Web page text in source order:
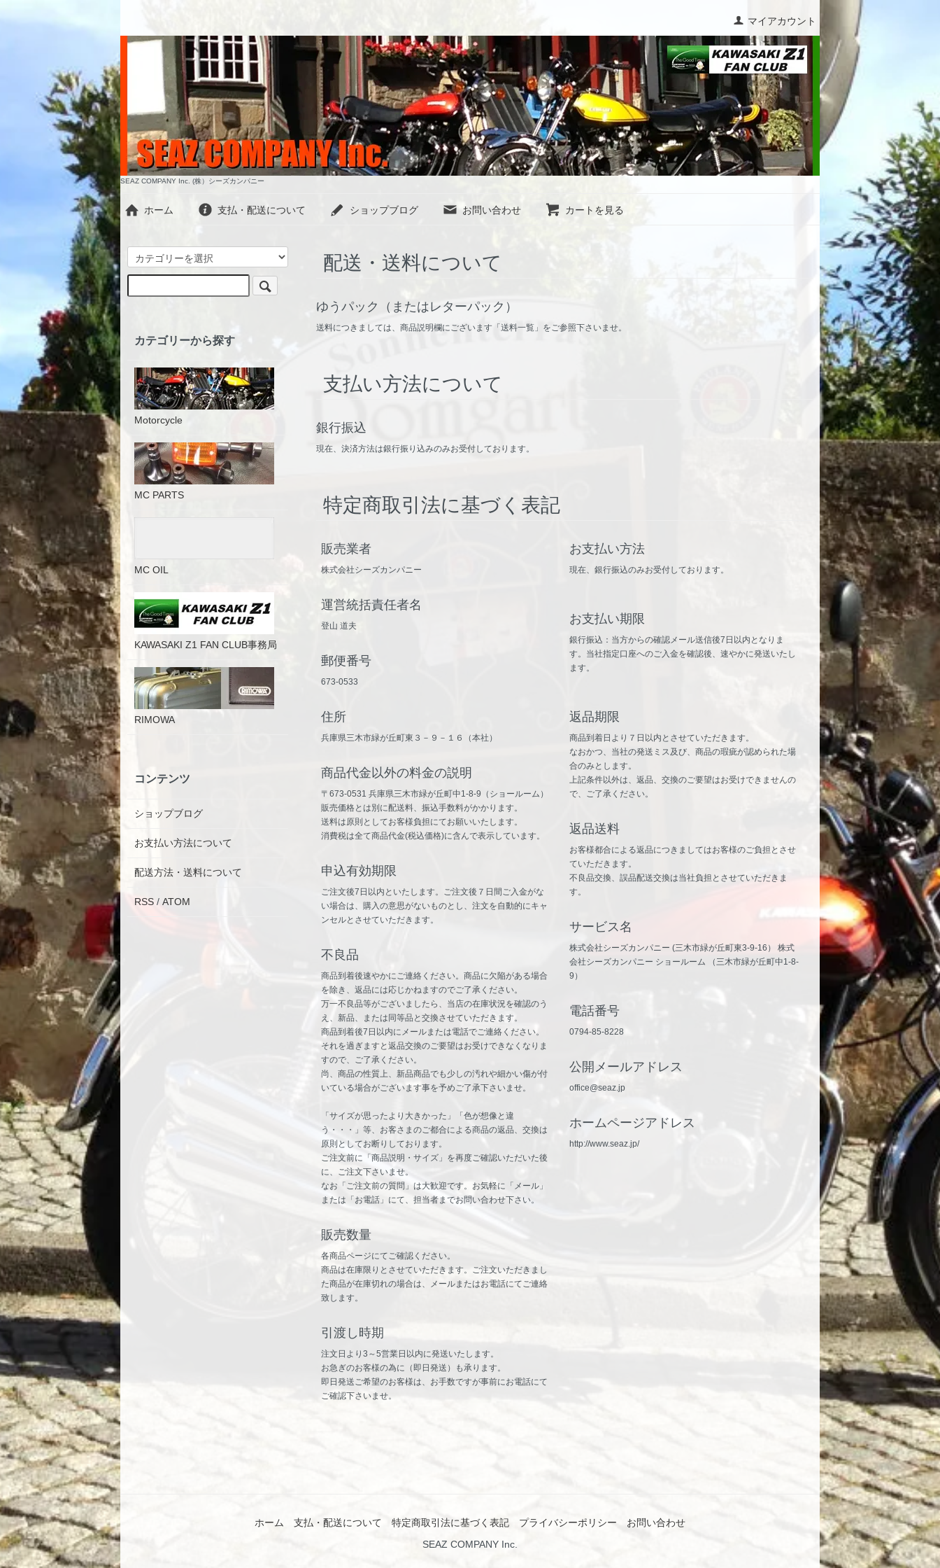
マイアカウント
SEAZ COMPANY Inc. (株）シーズカンパニー
ホーム 支払・配送について ショップブログ お問い合わせ カートを見る
配送・送料について
ゆうパック（またはレターパック）
送料につきましては、商品説明欄にございます「送料一覧」をご参照下さいませ。
支払い方法について
銀行振込
現在、決済方法は銀行振り込みのみお受付しております。
特定商取引法に基づく表記
販売業者
株式会社シーズカンパニー
運営統括責任者名
登山 道夫
郵便番号
673-0533
住所
兵庫県三木市緑が丘町東３－９－１６（本社）
商品代金以外の料金の説明
〒673-0531 兵庫県三木市緑が丘町中1-8-9（ショールーム）
販売価格とは別に配送料、振込手数料がかかります。
送料は原則としてお客様負担にてお願いいたします。
消費税は全て商品代金(税込価格)に含んで表示しています。
申込有効期限
ご注文後7日以内といたします。ご注文後７日間ご入金がな
い場合は、購入の意思がないものとし、注文を自動的にキャ
ンセルとさせていただきます。
不良品
商品到着後速やかにご連絡ください。商品に欠陥がある場合
を除き、返品には応じかねますのでご了承ください。
万一不良品等がございましたら、当店の在庫状況を確認のう
え、新品、または同等品と交換させていただきます。
商品到着後7日以内にメールまたは電話でご連絡ください。
それを過ぎますと返品交換のご要望はお受けできなくなりま
すので、ご了承ください。
尚、商品の性質上、新品商品でも少しの汚れや細かい傷が付
いている場合がございます事を予めご了承下さいませ。
「サイズが思ったより大きかった」「色が想像と違
う・・・」等、お客さまのご都合による商品の返品、交換は
原則としてお断りしております。
ご注文前に「商品説明・サイズ」を再度ご確認いただいた後
に、ご注文下さいませ。
なお「ご注文前の質問」は大歓迎です。お気軽に「メール」
または「お電話」にて、担当者までお問い合わせ下さい。
販売数量
各商品ページにてご確認ください。
商品は在庫限りとさせていただきます。ご注文いただきまし
た商品が在庫切れの場合は、メールまたはお電話にてご連絡
致します。
引渡し時期
注文日より3～5営業日以内に発送いたします。
お急ぎのお客様の為に（即日発送）も承ります。
即日発送ご希望のお客様は、お手数ですが事前にお電話にて
ご確認下さいませ。
お支払い方法
現在、銀行振込のみお受付しております。
お支払い期限
銀行振込：当方からの確認メール送信後7日以内となりま
す。当社指定口座へのご入金を確認後、速やかに発送いたし
ます。
返品期限
商品到着日より７日以内とさせていただきます。
なおかつ、当社の発送ミス及び、商品の瑕疵が認められた場
合のみとします。
上記条件以外は、返品、交換のご要望はお受けできませんの
で、ご了承ください。
返品送料
お客様都合による返品につきましてはお客様のご負担とさせ
ていただきます。
不良品交換、誤品配送交換は当社負担とさせていただきま
す。
サービス名
株式会社シーズカンパニー (三木市緑が丘町東3-9-16） 株式
会社シーズカンパニー ショールーム （三木市緑が丘町中1-8-
9）
電話番号
0794-85-8228
公開メールアドレス
office@seaz.jp
ホームページアドレス
http://www.seaz.jp/
カテゴリーから探す
Motorcycle
MC PARTS
MC OIL
KAWASAKI Z1 FAN CLUB事務局
RIMOWA
コンテンツ
ショップブログ
お支払い方法について
配送方法・送料について
RSS / ATOM
ホーム 支払・配送について 特定商取引法に基づく表記 プライバシーポリシー
お問い合わせ
SEAZ COMPANY Inc.